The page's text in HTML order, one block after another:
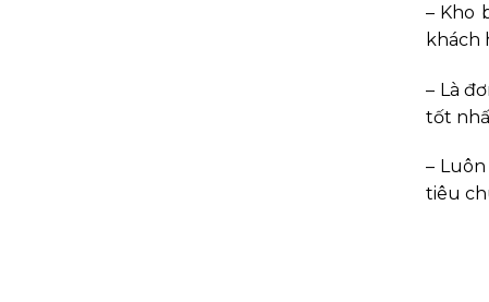
– Kho
khách
– Là
tốt
–
tiêu